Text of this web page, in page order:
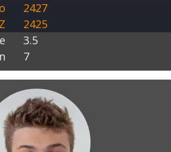
2427
2425
3.5
7